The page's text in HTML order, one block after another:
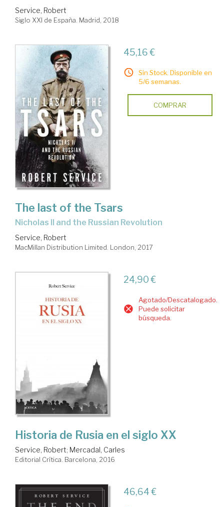
Service, Robert
Siglo XXI de España. Madrid, 2018
45,16 €
Sin Stock. Disponible en
5/6 semanas.
COMPRAR
The last of the Tsars
Nicholas II and the Russian Revolution
Service, Robert
MacMillan Distribution Limited. London, 2017
24,90 €
Agotado/Descatalogado.
Puede solicitar
búsqueda.
Historia de Rusia en el siglo XX
Service, Robert; Mercadal, Carles
Editorial Crítica. Barcelona, 2016
46,64 €